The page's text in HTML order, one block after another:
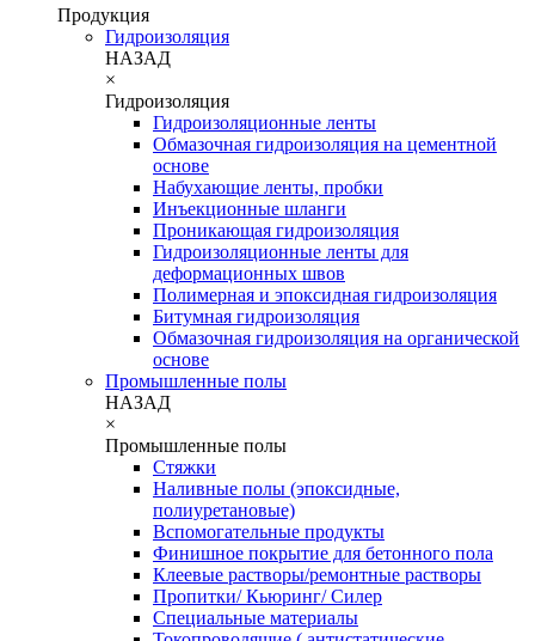
Продукция
Гидроизоляция
НАЗАД
×
Гидроизоляция
Гидроизоляционные ленты
Обмазочная гидроизоляция на цементной
основе
Набухающие ленты, пробки
Инъекционные шланги
Проникающая гидроизоляция
Гидроизоляционные ленты для
деформационных швов
Полимерная и эпоксидная гидроизоляция
Битумная гидроизоляция
Обмазочная гидроизоляция на органической
основе
Промышленные полы
НАЗАД
×
Промышленные полы
Стяжки
Наливные полы (эпоксидные,
полиуретановые)
Вспомогательные продукты
Финишное покрытие для бетонного пола
Клеевые растворы/ремонтные растворы
Пропитки/ Кьюринг/ Силер
Специальные материалы